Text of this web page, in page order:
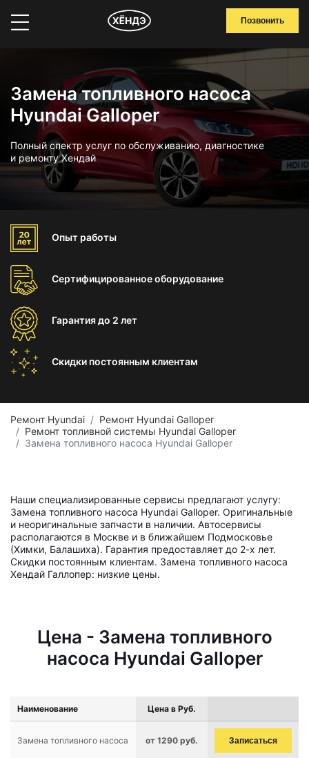
Позвонить
Замена топливного насоса
Hyundai Galloper
Полный спектр услуг по обслуживанию, диагностике
и ремонту Хендай
Опыт работы
Сертифицированноеоборудование
Гарантиядо 2 лет
Скидки постоянным клиентам
Ремонт Hyundai
Ремонт Hyundai Galloper
Ремонт топливной системы Hyundai Galloper
Замена топливного насоса Hyundai Galloper
Наши специализированные сервисы предлагают услугу:
Замена топливного насоса Hyundai Galloper. Оригинальные
и неоригинальные запчасти в наличии. Автосервисы
располагаются в Москве и в ближайшем Подмосковье
(Химки, Балашиха). Гарантия предоставляет до 2-х лет.
Скидки постоянным клиентам. Замена топливного насоса
Хендай Галлопер: низкие цены.
Цена - Замена топливного
насоса Hyundai Galloper
Наименование Цена в Руб.
Замена топливного насоса от 1290 руб. Записаться